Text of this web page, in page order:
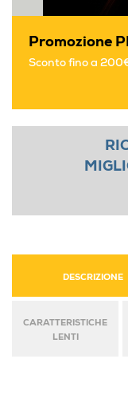
Promozione
Sconto fino a
DESCRIZIONE
CARATTERISTICHE
LENTI